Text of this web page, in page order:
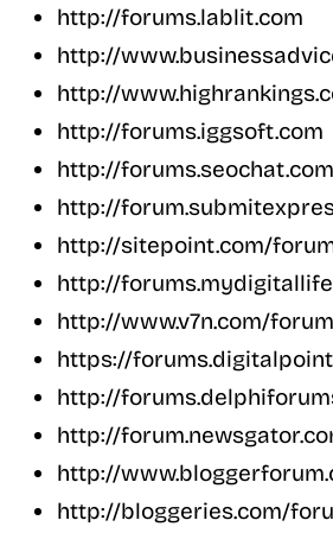
http://forums.lablit.com
http://
http://
http://forums.iggsoft.com
http://forums.seochat.com
http://
http://sitepoint.com/
http://
http://www.v7n.com/
https://
http://
http://
http://
http://bloggeries.com/